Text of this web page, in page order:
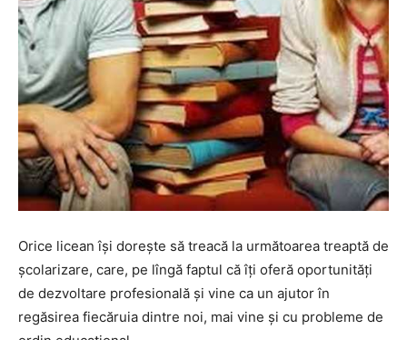
Orice licean îşi doreşte să treacă la următoarea treaptă de
şcolarizare, care, pe lîngă faptul că îţi oferă oportunităţi
de dezvoltare profesională şi vine ca un ajutor în
regăsirea fiecăruia dintre noi, mai vine şi cu probleme de